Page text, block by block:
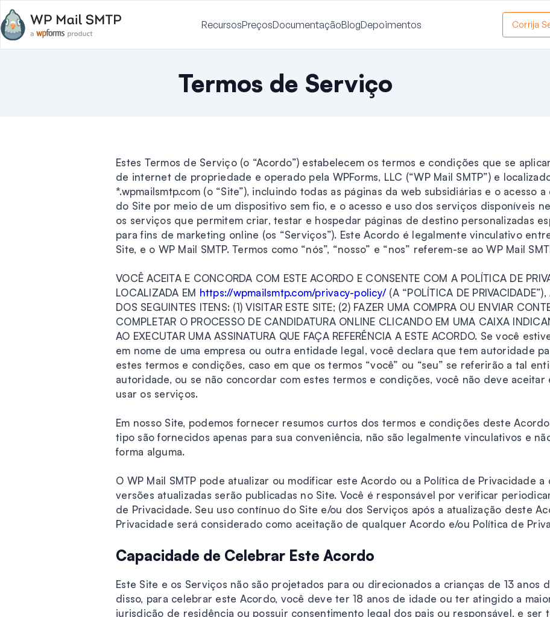
RecursosPreçosDocumentaçãoBlogDepoimentos Corrija
Termos de Serviço
Estes Termos de Serviço (o “Acordo”) estabelecem os termos e condições que se
de internet de propriedade e operado pela WPForms, LLC (“WP Mail SMTP”) e
*.wpmailsmtp.com (o “Site”), incluindo todas as páginas da web subsidiárias e o acesso
do Site por meio de um dispositivo sem fio, e o acesso e uso dos serviços disponíveis
os serviços que permitem criar, testar e hospedar páginas de destino personalizadas
para fins de marketing online (os “Serviços”). Este Acordo é legalmente vinculativo
Site, e o WP Mail SMTP. Termos como “nós”, “nosso” e “nos” referem-se ao WP Mail
VOCÊ ACEITA E CONCORDA COM ESTE ACORDO E CONSENTE COM A POLÍTICA DE
LOCALIZADA EM https://wpmailsmtp.com/privacy-policy/(A “POLÍTICA DE
DOS SEGUINTES ITENS: (1) VISITAR ESTE SITE; (2) FAZER UMA COMPRA OU ENVIAR
COMPLETAR O PROCESSO DE CANDIDATURA ONLINE CLICANDO EM UMA CAIXA
AO EXECUTAR UMA ASSINATURA QUE FAÇA REFERÊNCIA A ESTE ACORDO. Se você
em nome de uma empresa ou outra entidade legal, você declara que tem autoridade
estes termos e condições, caso em que os termos “você” ou “seu” se referirão a tal
autoridade, ou se não concordar com estes termos e condições, você não deve
usar os serviços.
Em nosso Site, podemos fornecer resumos curtos dos termos e condições deste
tipo são fornecidos apenas para sua conveniência, não são legalmente vinculativos e
forma alguma.
O WP Mail SMTP pode atualizar ou modificar este Acordo ou a Política de Privacidade
versões atualizadas serão publicadas no Site. Você é responsável por verificar
de Privacidade. Seu uso contínuo do Site e/ou dos Serviços após a atualização deste
Privacidade será considerado como aceitação de qualquer Acordo e/ou Política de
Capacidade de Celebrar Este Acordo
Este Site e os Serviços não são projetados para ou direcionados a crianças de 13 anos
disso, para celebrar este Acordo, você deve ter 18 anos de idade ou ter atingido a
jurisdição de residência ou possuir consentimento legal dos pais ou responsável, e ser